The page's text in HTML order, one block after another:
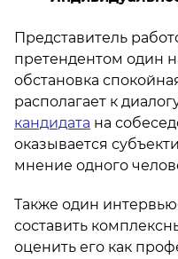
Представитель
претендентом один
обстановка
располагает к
кандидата на
оказывается
мнение одного
Также один
составить
оценить его как